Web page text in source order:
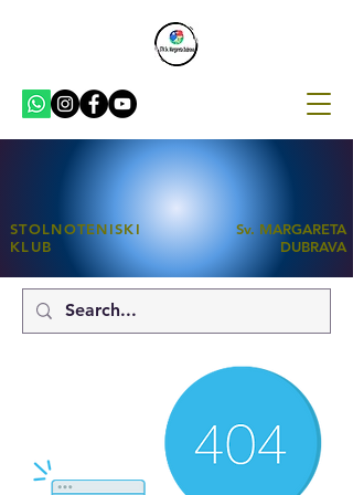
STOLNOTENISKI
KLUB
Sv. MARGARETA
DUBRAVA